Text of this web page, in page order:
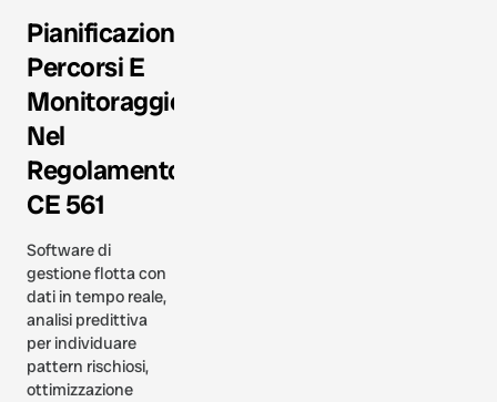
Pianificazione
Percorsi E
Monitoraggio
Nel
Regolamento
CE 561
Software di
gestione flotta con
dati in tempo reale,
analisi predittiva
per individuare
pattern rischiosi,
ottimizzazione